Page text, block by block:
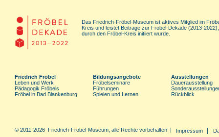
Das Friedrich-Fröbel-Museum ist aktives Mitglied im
Kreis und leistet Beiträge zur Fröbel-Dekade (2013-
durch den Fröbel-Kreis initiiert wurde.
Friedrich Fröbel
Leben und Werk
Pädagogik Fröbels
Fröbel in Bad Blankenburg
Bildungsangebote
Fröbelseminare
Führungen
Spielen und Lernen
Ausstellungen
Dauerausstellung
Rückblick
© 2011-2026 Friedrich-Fröbel-Museum, alle Rechte vorbehalten | Impressum